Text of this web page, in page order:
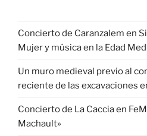
Concierto de Caranzalem en
Mujer y música en la Edad
Un muro medieval previo al
reciente de las excavaciones
Concierto de La Caccia en
Machault»